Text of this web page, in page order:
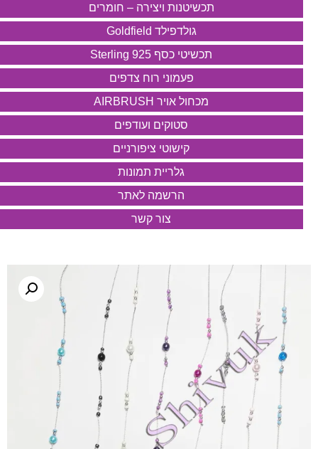
תכשיטנות ויצירה – חומרים
גולדפילד Goldfield
תכשיטי כסף 925 Sterling
פעמוני רוח צדפים
מכחול אויר AIRBRUSH
סטוקים ועודפים
קישוטי ציפורניים
גלריית תמונות
הרשמה לאתר
צור קשר